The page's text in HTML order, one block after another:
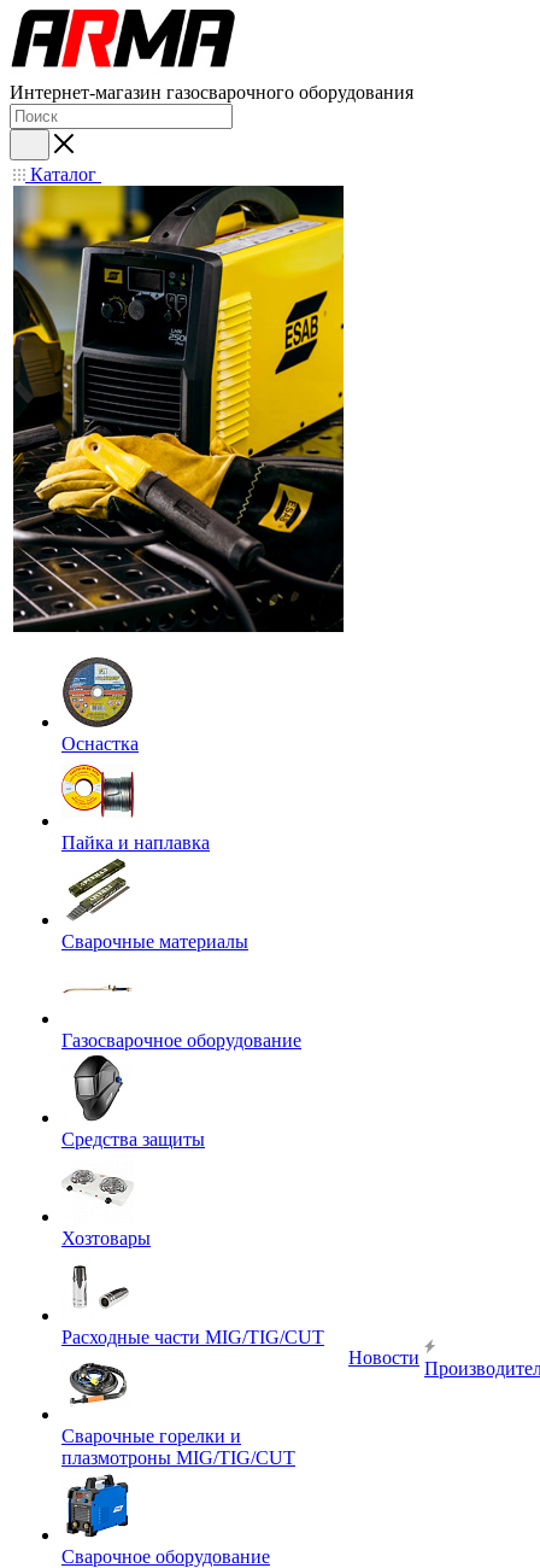
Интернет-магазин газосварочного оборудования
Каталог
Оснастка
Пайка и наплавка
Сварочные материалы
Газосварочное оборудование
Средства защиты
Хозтовары
Расходные части MIG/TIG/CUT
Сварочные горелки и
плазмотроны MIG/TIG/CUT
Сварочное оборудование
Новости